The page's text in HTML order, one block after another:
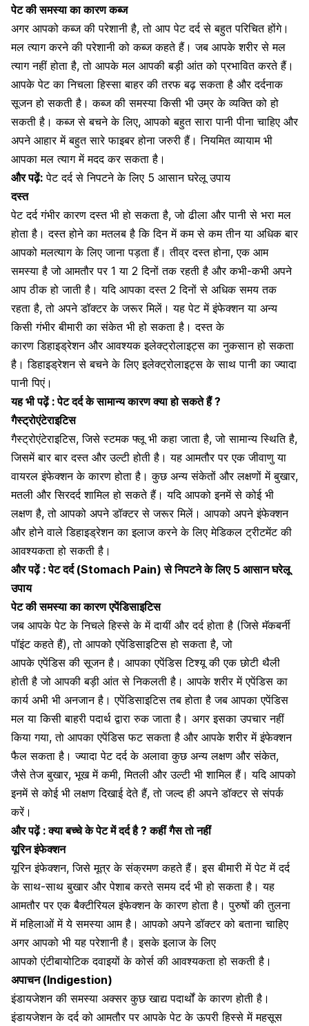
पेट की समस्या का कारण कब्ज
अगर आपको कब्ज की परेशानी है, तो आप पेट दर्द से बहुत परिचित होंगे।
मल त्याग करने की परेशानी को कब्ज कहते हैं। जब आपके शरीर से मल
त्याग नहीं होता है, तो आपके मल आपकी बड़ी आंत को प्रभावित करते हैं।
आपके पेट का निचला हिस्सा बाहर की तरफ बढ़ सकता है और दर्दनाक
सूजन हो सकती है।कब्ज की समस्या किसी भी उम्र के व्यक्ति को हो
सकती है।कब्ज से बचने के लिए, आपको बहुत सारा पानी पीना चाहिए और
अपने आहार में बहुत सारे फाइबर होना जरुरी हैं। नियमित व्यायाम भी
आपका मल त्याग में मदद कर सकता है।
और पढ़ें: पेट दर्द से निपटने के लिए 5 आसान घरेलू उपाय
दस्त
पेट दर्द गंभीर कारण दस्त भी हो सकता है, जो ढीला और पानी से भरा मल
होता है। दस्त होने का मतलब है कि दिन में कम से कम तीन या अधिक बार
आपको मलत्याग के लिए जाना पड़ता हैं। तीव्र दस्त होना, एक आम
समस्या है जो आमतौर पर 1 या 2 दिनों तक रहती है और कभी-कभी अपने
आप ठीक हो जाती है। यदि आपका दस्त 2 दिनों से अधिक समय तक
रहता है, तो अपने डॉक्टर के जरूर मिलें। यह पेट में इंफेक्शन या अन्य
किसी गंभीर बीमारी का संकेत भी हो सकता है।दस्त के
कारण डिहाइड्रेशनऔर आवश्यक इलेक्ट्रोलाइट्स का नुकसान हो सकता
है। डिहाइड्रेशन से बचने के लिए इलेक्ट्रोलाइट्स के साथ पानी का ज्यादा
पानी पिएं।
यह भी पढ़ें :पेट दर्द के सामान्य कारण क्या हो सकते हैं ?
गैस्ट्रोएंटेराइटिस
गैस्ट्रोएंटेराइटिस, जिसे स्टमक फ्लू भी कहा जाता है, जो सामान्य स्थिति है,
जिसमें बार बार दस्त और उल्टी होती है। यह आमतौर पर एक जीवाणु या
वायरल इंफेक्शन के कारण होता है। कुछ अन्य संकेतों और लक्षणों में बुखार,
मतली और सिरदर्द शामिल हो सकते हैं। यदि आपको इनमें से कोई भी
लक्षण है, तो आपको अपने डॉक्टर से जरूर मिलें। आपको अपने इंफेक्शन
और होने वाले डिहाइड्रेशन का इलाज करने के लिए मेडिकल ट्रीटमेंट की
आवश्यकता हो सकती है।
और पढ़ें :पेट दर्द (Stomach Pain) से निपटने के लिए 5 आसान घरेलू
उपाय
पेट की समस्या का कारण एपेंडिसाइटिस
जब आपके पेट के निचले हिस्से के में दायीं और दर्द होता है (जिसे मॅकबर्नी
पॉइंट कहते हैं), तो आपकोएपेंडिसाइटिस हो सकता है, जो
आपके एपेंडिस की सूजन है । आपका एपेंडिस टिश्यू की एक छोटी थैली
होती है जो आपकी बड़ी आंत से निकलती है। आपके शरीर में एपेंडिस का
कार्य अभी भी अनजान है। एपेंडिसाइटिस तब होता है जब आपका एपेंडिस
मल या किसी बाहरी पदार्थ द्वारा रुक जाता है। अगर इसका उपचार नहीं
किया गया, तो आपका एपेंडिस फट सकता है और आपके शरीर में इंफेक्शन
फैल सकता है। ज्यादा पेट दर्द के अलावा कुछ अन्य लक्षण और संकेत,
जैसे तेज बुखार, भूख में कमी, मितली और उल्टी भी शामिल हैं। यदि आपको
इनमें से कोई भी लक्षण दिखाई देते हैं, तो जल्द ही अपने डॉक्टर से संपर्क
करें।
और पढ़ें :क्या बच्चे के पेट में दर्द है ? कहीं गैस तो नहीं
यूरिन इंफेक्शन
यूरिन इंफेक्शन, जिसे मूत्र के संक्रमण कहते हैं। इस बीमारी में पेट में दर्द
के साथ-साथ बुखार और पेशाब करते समय दर्द भी हो सकता है। यह
आमतौर पर एक बैक्टीरियल इंफेक्शन के कारण होता है। पुरुषों की तुलना
में महिलाओं में ये समस्या आम है। आपको अपने डॉक्टर को बताना चाहिए
अगर आपको भी यह परेशानी है। इसके इलाज के लिए
आपकोएंटीबायोटिक दवाइयों के कोर्स की आवश्यकता हो सकती है ।
अपाचन (Indigestion)
इंडायजेशन की समस्या अक्सर कुछ खाद्य पदार्थों के कारण होती है।
इंडायजेशन के दर्द को आमतौर पर आपके पेट के ऊपरी हिस्से में महसूस